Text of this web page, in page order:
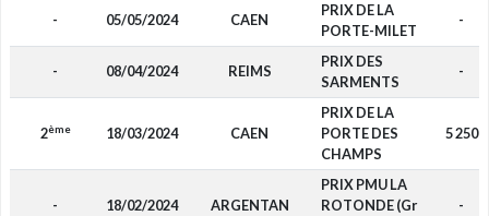
- 05/05/2024 CAEN
PRIX DE LA
PORTE-MILET
-
- 08/04/2024 REIMS
PRIX DES
SARMENTS
-
2ème 18/03/2024 CAEN
PRIX DE LA
PORTE DES
CHAMPS
5 250
- 18/02/2024 ARGENTAN
PRIX PMU LA
ROTONDE (Gr
-